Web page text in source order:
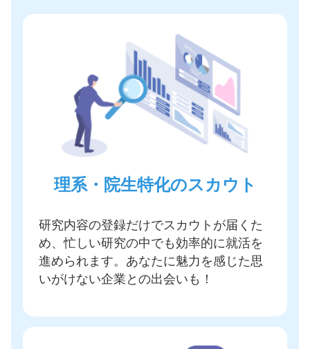
理系・院生特化のスカウト
研究内容の登録だけでスカウトが届く た
め、忙しい研究の中でも効率的に就活を
進められます。あなたに魅力を感じた思
いがけない企業との出会いも！